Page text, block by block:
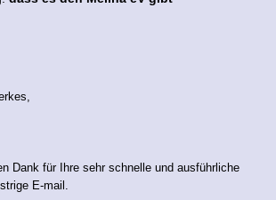
Dank für Ihre sehr schnelle und ausführliche
E-mail.